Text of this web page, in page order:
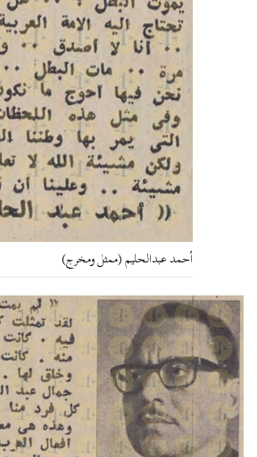
أحمد عبدالحليم (ممثل ومخرج)